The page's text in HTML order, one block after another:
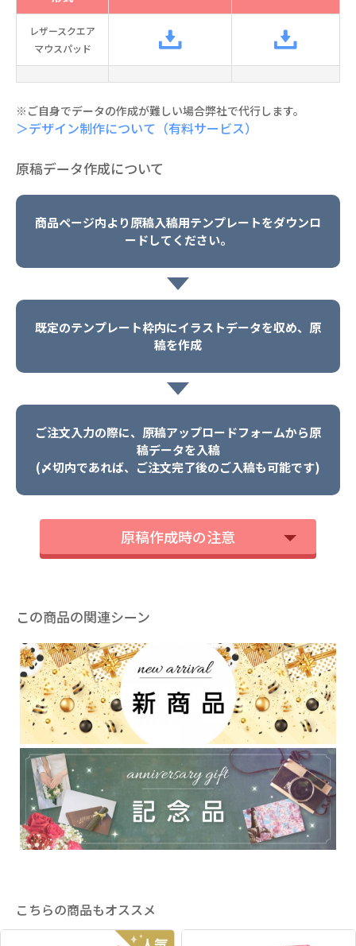
レザースクエア
マウスパッド
※ご自身でデータの作成が難しい場合弊社で代行します。
＞デザイン制作について（有料サービス）
原稿データ作成について
商品ページ内より原稿入稿用テンプレートをダウンロ
ードしてください。
既定のテンプレート枠内にイラストデータを収め、原
稿を作成
ご注文入力の際に、原稿アップロードフォームから原
稿データを入稿
(〆切内であれば、ご注文完了後のご入稿も可能です)
原稿作成時の注意
この商品の関連シーン
こちらの商品もオススメ